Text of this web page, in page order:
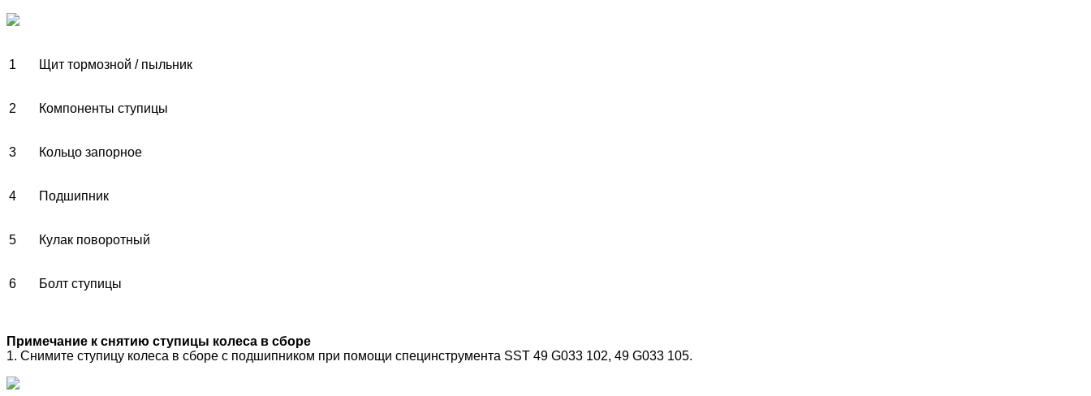
1 Щит тормозной / пыльник
2 Компоненты ступицы
3 Кольцо запорное
4 Подшипник
5 Кулак поворотный
6 Болт ступицы
Примечание к снятию ступицы колеса в сборе
1. Снимите ступицу колеса в сборе с подшипником при помощи специнструмента SST 49 G033 102, 49 G033 105.